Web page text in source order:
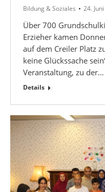
Bildung & Soziales 24.
Über 700
Erzieher kamen
auf dem Creiler Platz
keine Glückssache
Veranstaltung, zu der…
Details